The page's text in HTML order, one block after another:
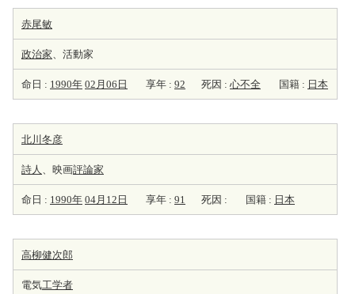
赤尾敏
政治家、活動家
命日 : 1990年 02月06日 享年 : 92 死因 : 心不全 国籍 : 日本
北川冬彦
詩人 、映画評論家
命日 : 1990年 04月12日 享年 : 91 死因 : 国籍 : 日本
高柳健次郎
電気工学者